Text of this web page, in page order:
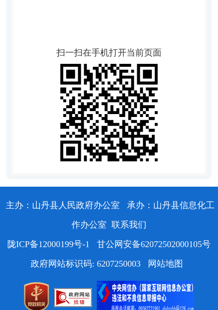
扫一扫在手机打开当前页面
主办：山丹县人民政府办公室
承办：山丹县信息化工
作办公室 联系我们
陇ICP备12000199号-1
甘公网安备62072502000105号
政府网站标识码: 6207250003
网站地图